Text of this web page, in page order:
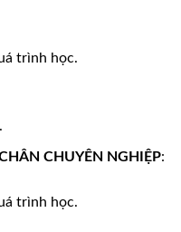
trình học.
CHUYÊN NGHIỆP:
trình học.